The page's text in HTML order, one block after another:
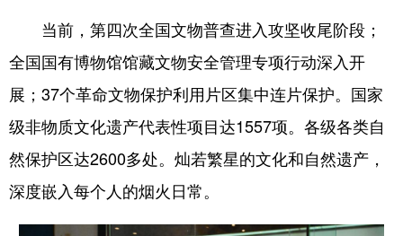
当前，第四次全国文物普查进入攻坚收尾阶段；
全国国有博物馆馆藏文物安全管理专项行动深入开
展；37个革命文物保护利用片区集中连片保护。国家
级非物质文化遗产代表性项目达1557项。各级各类自
然保护区达2600多处。灿若繁星的文化和自然遗产，
深度嵌入每个人的烟火日常。